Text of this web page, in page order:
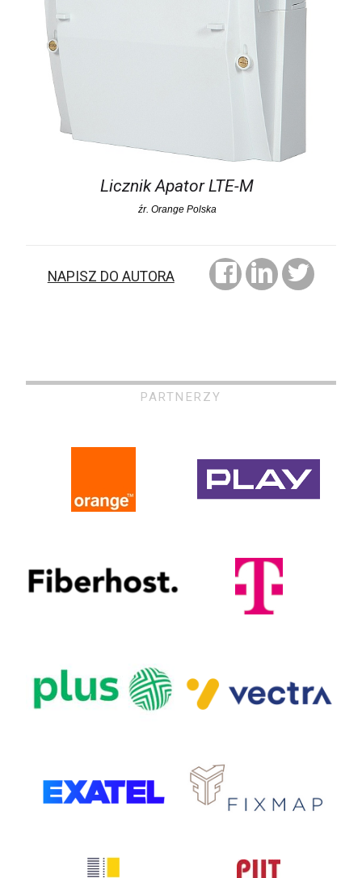
Licznik Apator LTE-M
źr. Orange Polska
NAPISZ DO AUTORA
PARTNERZY